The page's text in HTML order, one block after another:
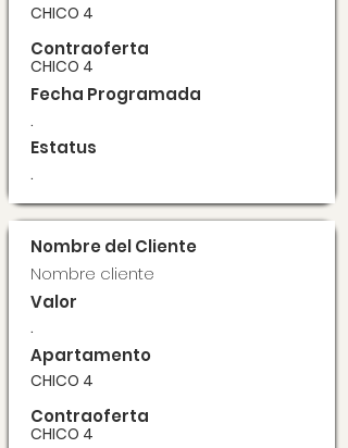
CHICO 4
Contraoferta
CHICO 4
Fecha Programada
.
Estatus
.
Nombre del Cliente
Nombre cliente
Valor
.
Apartamento
CHICO 4
Contraoferta
CHICO 4